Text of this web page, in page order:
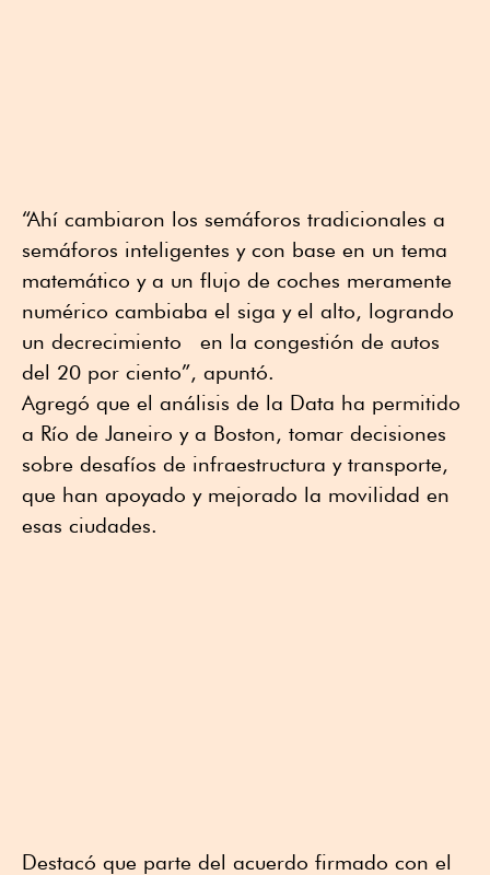
“Ahí cambiaron los semáforos tradicionales a
semáforos inteligentes y con base en un tema
matemático y a un flujo de coches meramente
numérico cambiaba el siga y el alto, logrando
un decrecimiento en la congestión de autos
del 20 por ciento”, apuntó.
Agregó que el análisis de la Data ha permitido
a Río de Janeiro y a Boston, tomar decisiones
sobre desafíos de infraestructura y transporte,
que han apoyado y mejorado la movilidad en
esas ciudades.
Destacó que parte del acuerdo firmado con el